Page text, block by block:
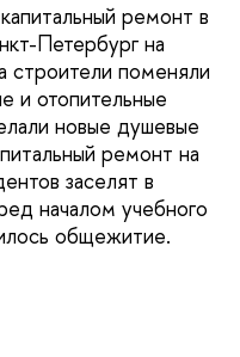
ремонт в
Петербург на
строители поменяли
и отопительные
новые душевые
ремонт на
заселят в
началом учебного
общежитие.